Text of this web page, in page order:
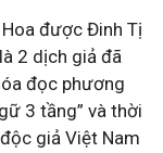
được Đinh Tị
2 dịch giả đã
đọc phương
3 tầng” và thời
giả Việt Nam